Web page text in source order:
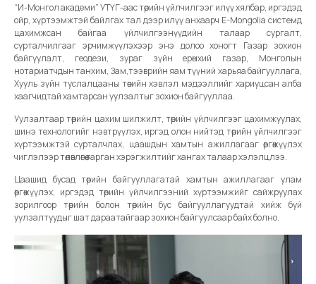
“И-Монгол академи” УТҮГ-аас төрийн үйлчилгээг илүү хялбар, иргэдэд
ойр, хүртээмжтэй байлгах тал дээр илүү анхаарч E-Mongolia системд
цахимжсан байгаа үйлчилгээнүүдийн талаар сургалт,
сурталчилгааг эрчимжүүлэхээр энэ долоо хоногт Газар зохион
байгуулалт, геодези, зураг зүйн ерөнхий газар, Монголын
нотариатчдын танхим, Зам,тээврийн яам түүний харьяа байгууллага,
Хууль зүйн туслалцааны төвийн хэвлэл мэдээллийг хариуцсан алба
хаагчидтай хамтарсан уулзалтыг зохион байгууллаа.
Уулзалтаар төрийн цахим шилжилт, төрийн үйлчилгээг цахимжуулах,
шинэ технологийг нэвтрүүлэх, иргэд олон нийтэд төрийн үйлчилгээг
хүртээмжтэй сурталчлах, цаашдын хамтын ажиллагааг өргөжүүлэх
чиглэлээр төлөвлөгөө гарган хэрэгжилтийг хангах талаар хэлэлцлээ.
Цаашид бусад төрийн байгууллагатай хамтын ажиллагааг улам
өргөжүүлэх, иргэдэд төрийн үйлчилгээний хүртээмжийг сайжруулах
зорилгоор төрийн болон төрийн бус байгууллагуудтай хийж буй
уулзалтуудыг шат дараатайгаар зохион байгуулсаар байх болно.